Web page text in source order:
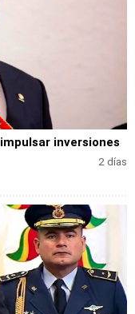
inversiones
2 días